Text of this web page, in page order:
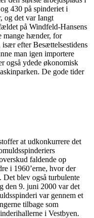
430 på spinderiet i
og det var Iangt
på Windfeld-Hansens
mange hænder, for
især efter Besættelsestidens
man igen importere
også ydede økonomisk
De gode tider
at udkonkurrere det
faldende op
i 1960’erne, hvor der
blev også turbulente
den 9. juni 2000 var det
var gennem et
tilbage som
i Vestbyen.